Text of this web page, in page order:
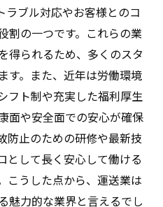
ラブル対応やお客様とのコ
割の一つです。これらの業
得られるため、多くのスタ
す。また、近年は労働環境
フト制や充実した福利厚生
面や安全面での安心が確保
防止のための研修や最新技
として長く安心して働ける
こうした点から、運送業は
魅力的な業界と言えるでし